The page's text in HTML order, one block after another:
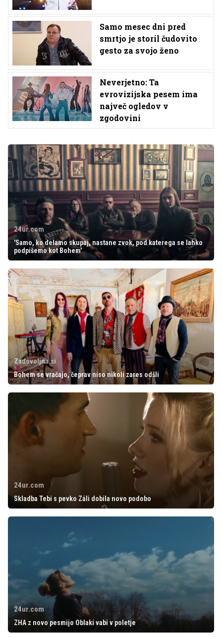
Samo mesec dni pred
smrtjo je storil čudovito
gesto za svojo ženo
Neverjetno: Ta
evrovizijska pesem ima
največ ogledov v
zgodovini
24ur.com
'Samo, ko delamo skupaj, nastane zvok, pod katerega se lahko
podpišemo kot Bohem'
Zadovoljna.si
Bohem se vračajo, čeprav niso nikoli zares odšli
24ur.com
Skladba Tebi s pevko Záli dobila novo podobo
24ur.com
ZHA z novo pesmijo Oblaki vabi v poletje